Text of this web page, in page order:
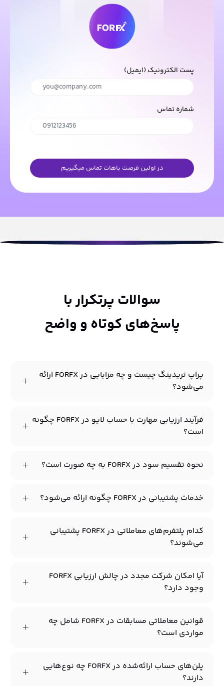
پست الکترونیک (ایمیل)
شماره تماس
در اولین فرصت باهات تماس میگیریم
سوالات پرتکرار با
پاسخ‌های کوتاه و واضح
پراپ تریدینگ چیست و چه مزایایی در FORFX ارائه
می‌شود؟
فرآیند ارزیابی مهارت با حساب لایو در FORFX چگونه
است؟
نحوه تقسیم سود در FORFX به چه صورت است؟
خدمات پشتیبانی در FORFX چگونه ارائه می‌شود؟
کدام پلتفرم‌های معاملاتی در FORFX پشتیبانی
می‌شوند؟
آیا امکان شرکت مجدد در چالش ارزیابی FORFX
وجود دارد؟
قوانین معاملاتی مسابقات در FORFX شامل چه
مواردی است؟
پلن‌های حساب ارائه‌شده در FORFX چه نوع‌هایی
دارند؟